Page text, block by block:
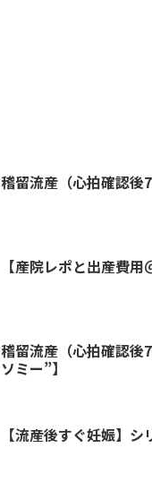
稽留流産（心拍確認後
【産院レポと出産費
稽留流産（心拍確認
ソミー”】
【流産後すぐ妊娠】